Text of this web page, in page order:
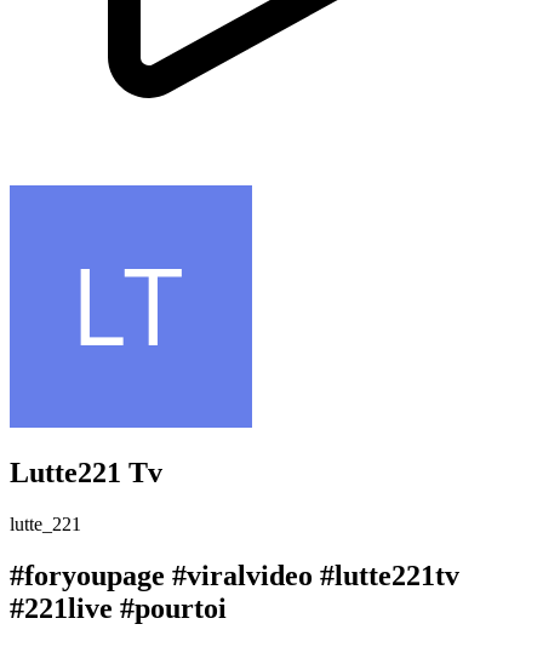
Lutte221 Tv
lutte_221
#foryoupage #viralvideo #lutte221tv
#221live #pourtoi